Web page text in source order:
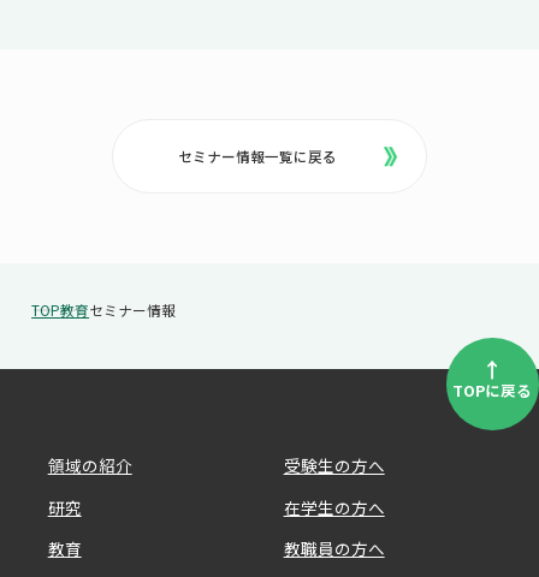
セミナー情報一覧に戻る
TOP教育セミナー情報
↑
TOPに戻る
領域の紹介
研究
教育
受験生の方へ
在学生の方へ
教職員の方へ